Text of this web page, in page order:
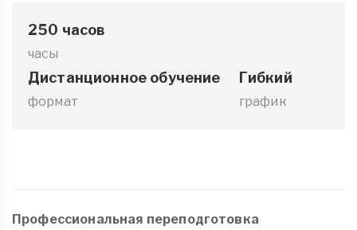
250 часов
часы
Дистанционное обучение
формат
Гибкий
график
Профессиональная переподготовка